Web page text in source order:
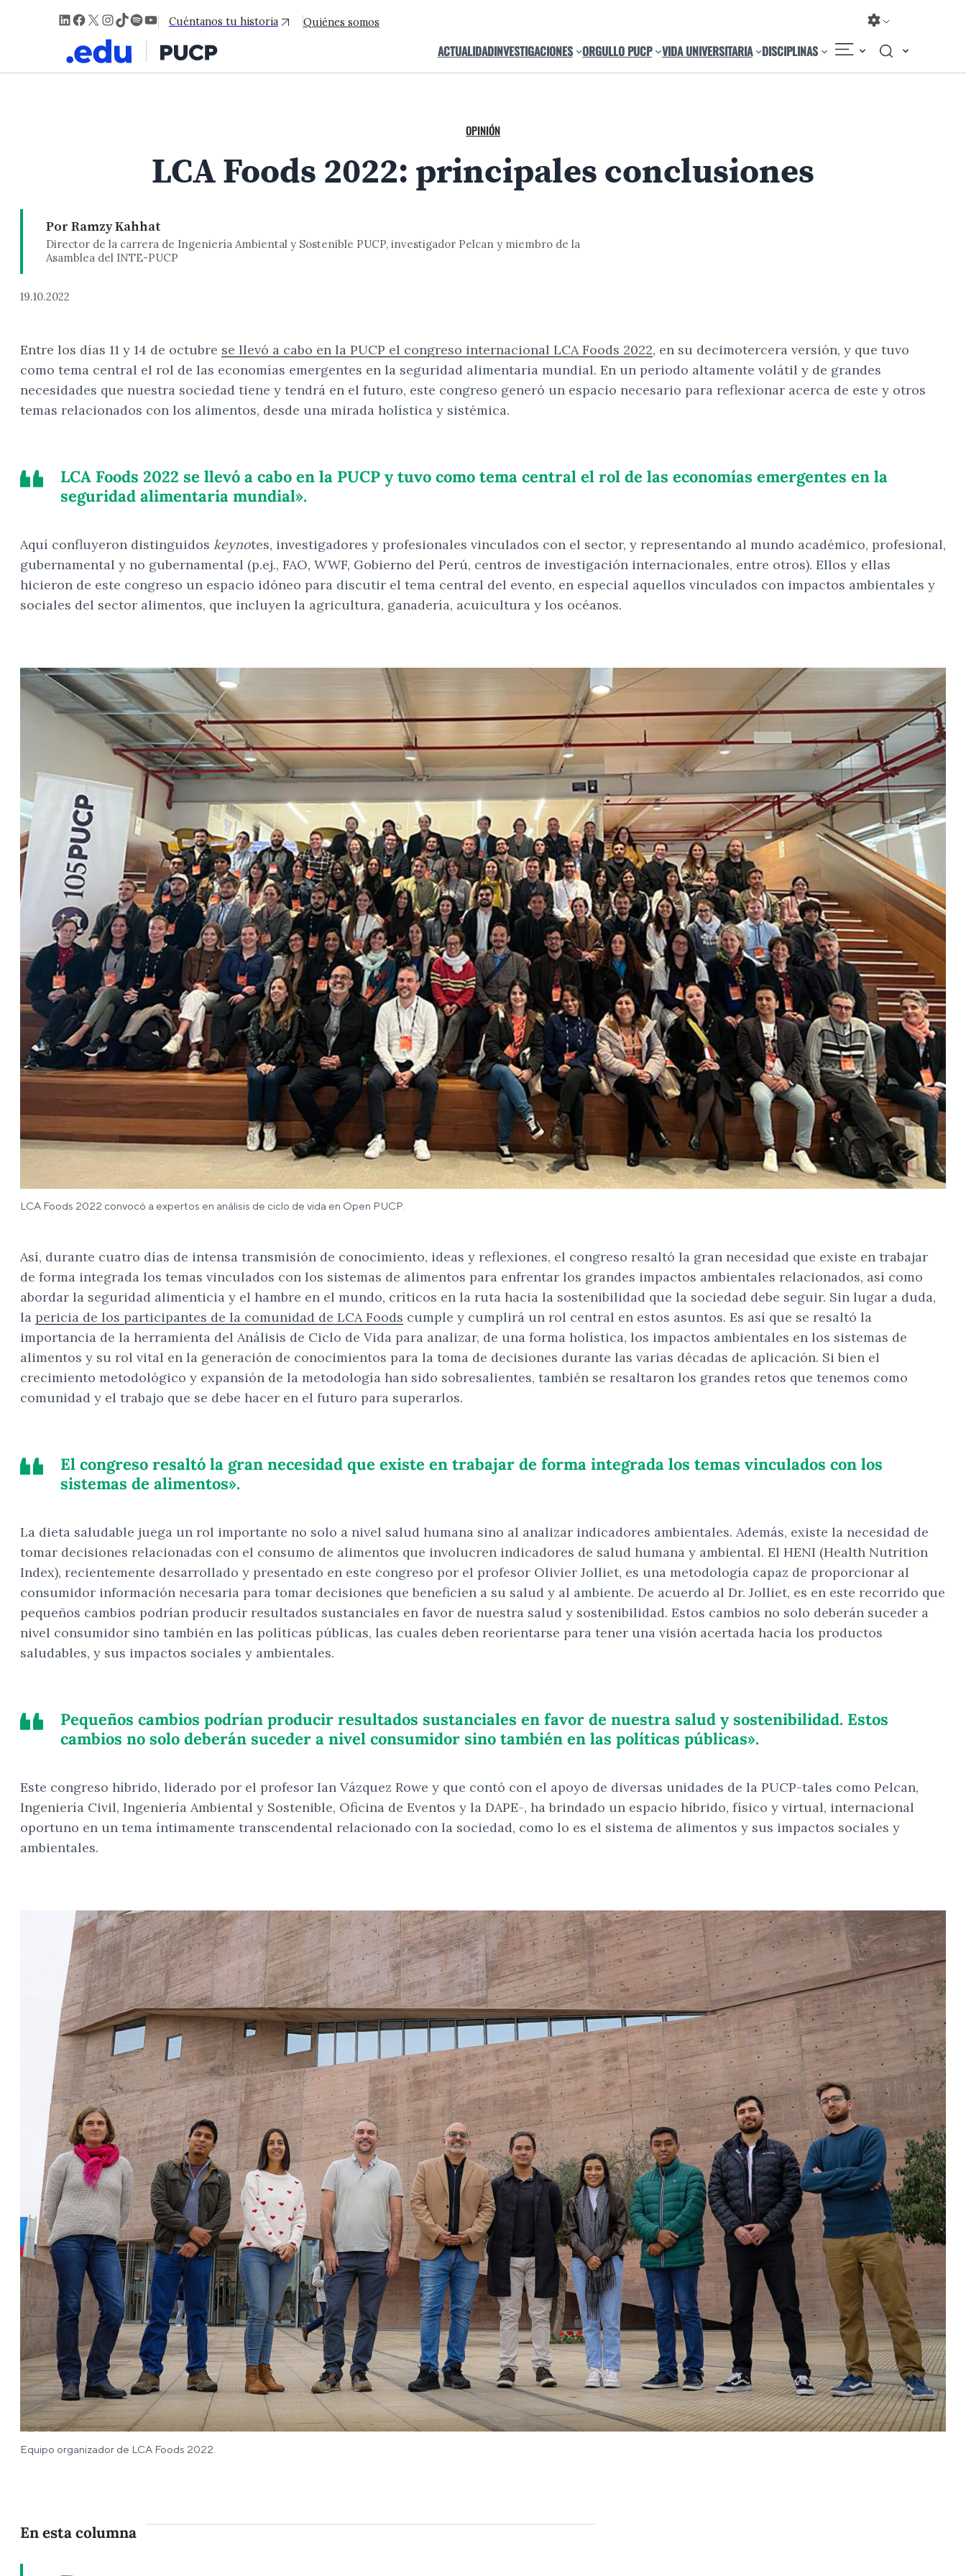
LinkedIn
Facebook
X Instagram
TikTok
Spotify
YouTube
Cuéntanos tu historia Quiénes somos
ACTUALIDADINVESTIGACIONES ORGULLO PUCP VIDA UNIVERSITARIA DISCIPLINAS
OPINIÓN
LCA Foods 2022: principales conclusiones
Por Ramzy Kahhat
Director de la carrera de Ingeniería Ambiental y Sostenible PUCP, investigador Pelcan y miembro de la
Asamblea del INTE-PUCP
19.10.2022
Entre los días 11 y 14 de octubre se llevó a cabo en la PUCP el congreso internacional LCA Foods 2022, en su decimotercera versión, y que tuvo
como tema central el rol de las economías emergentes en la seguridad alimentaria mundial. En un periodo altamente volátil y de grandes
necesidades que nuestra sociedad tiene y tendrá en el futuro, este congreso generó un espacio necesario para reflexionar acerca de este y otros
temas relacionados con los alimentos, desde una mirada holística y sistémica.
LCA Foods 2022 se llevó a cabo en la PUCP y tuvo como tema central el rol de las economías emergentes en la
seguridad alimentaria mundial».
Aquí confluyeron distinguidos keynotes, investigadores y profesionales vinculados con el sector, y representando al mundo académico, profesional,
gubernamental y no gubernamental (p.ej., FAO, WWF, Gobierno del Perú, centros de investigación internacionales, entre otros). Ellos y ellas
hicieron de este congreso un espacio idóneo para discutir el tema central del evento, en especial aquellos vinculados con impactos ambientales y
sociales del sector alimentos, que incluyen la agricultura, ganadería, acuicultura y los océanos.
LCA Foods 2022 convocó a expertos en análisis de ciclo de vida en Open PUCP.
Así, durante cuatro días de intensa transmisión de conocimiento, ideas y reflexiones, el congreso resaltó la gran necesidad que existe en trabajar
de forma integrada los temas vinculados con los sistemas de alimentos para enfrentar los grandes impactos ambientales relacionados, así como
abordar la seguridad alimenticia y el hambre en el mundo, críticos en la ruta hacia la sostenibilidad que la sociedad debe seguir. Sin lugar a duda,
la pericia de los participantes de la comunidad de LCA Foods cumple y cumplirá un rol central en estos asuntos. Es así que se resaltó la
importancia de la herramienta del Análisis de Ciclo de Vida para analizar, de una forma holística, los impactos ambientales en los sistemas de
alimentos y su rol vital en la generación de conocimientos para la toma de decisiones durante las varias décadas de aplicación. Si bien el
crecimiento metodológico y expansión de la metodología han sido sobresalientes, también se resaltaron los grandes retos que tenemos como
comunidad y el trabajo que se debe hacer en el futuro para superarlos.
El congreso resaltó la gran necesidad que existe en trabajar de forma integrada los temas vinculados con los
sistemas de alimentos».
La dieta saludable juega un rol importante no solo a nivel salud humana sino al analizar indicadores ambientales. Además, existe la necesidad de
tomar decisiones relacionadas con el consumo de alimentos que involucren indicadores de salud humana y ambiental. El HENI (Health Nutrition
Index), recientemente desarrollado y presentado en este congreso por el profesor Olivier Jolliet, es una metodología capaz de proporcionar al
consumidor información necesaria para tomar decisiones que beneficien a su salud y al ambiente. De acuerdo al Dr. Jolliet, es en este recorrido que
pequeños cambios podrían producir resultados sustanciales en favor de nuestra salud y sostenibilidad. Estos cambios no solo deberán suceder a
nivel consumidor sino también en las políticas públicas, las cuales deben reorientarse para tener una visión acertada hacia los productos
saludables, y sus impactos sociales y ambientales.
Pequeños cambios podrían producir resultados sustanciales en favor de nuestra salud y sostenibilidad. Estos
cambios no solo deberán suceder a nivel consumidor sino también en las políticas públicas».
Este congreso híbrido, liderado por el profesor Ian Vázquez Rowe y que contó con el apoyo de diversas unidades de la PUCP-tales como Pelcan,
Ingeniería Civil, Ingeniería Ambiental y Sostenible, Oficina de Eventos y la DAPE-, ha brindado un espacio híbrido, físico y virtual, internacional
oportuno en un tema íntimamente transcendental relacionado con la sociedad, como lo es el sistema de alimentos y sus impactos sociales y
ambientales.
Equipo organizador de LCA Foods 2022.
En esta columna